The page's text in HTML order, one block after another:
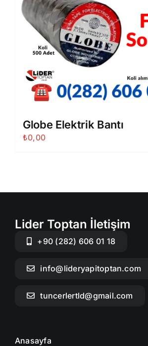
Globe Elektrik Bantı
₺0,00
Lider Toptan İletişim
+90 (282) 606 01 18
info@lideryapitoptan.com
tuncerlertld@gmail.com
Anasayfa